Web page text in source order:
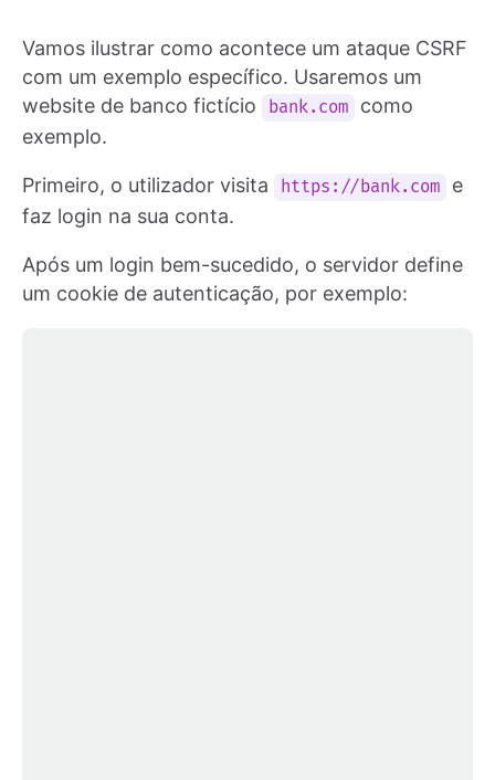
Vamos ilustrar como acontece um ataque CSRF
com um exemplo específico. Usaremos um
website de banco fictício
bank.com
como
exemplo.
Primeiro, o utilizador visita https://bank.com
e
faz login na sua conta.
Após um login bem-sucedido, o servidor define
um cookie de autenticação, por exemplo: